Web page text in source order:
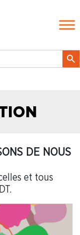
Search
DE NOUS
et tous